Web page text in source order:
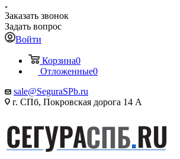
Заказать звонок
Задать вопрос
Войти
Корзина0
Отложенные0
sale@SeguraSPb.ru
г. СПб, Покровская дорога 14 А